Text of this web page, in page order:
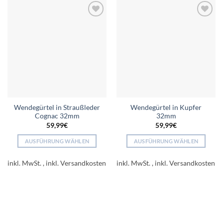
Wendegürtel in Straußleder
Cognac 32mm
59,99€
AUSFÜHRUNG WÄHLEN
Produkt
inkl. MwSt.
Wendegürtel in Kupfer
32mm
59,99€
AUSFÜHRUNG WÄHLEN
Produkt
inkl. MwSt.